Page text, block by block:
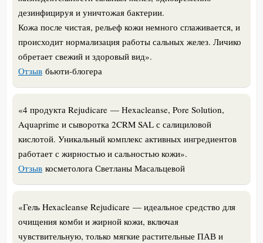
дезинфицируя и уничтожая бактерии.
Кожа после чистая, рельеф кожи немного сглаживается, и
происходит нормализация работы сальных желез. Личико
обретает свежий и здоровый вид».
Отзыв бьюти-блогера
«4 продукта Rejudicare — Неxacleanse, Pore Solution,
Aquaprime и сыворотка 2CRM SAL с салициловой
кислотой. Уникальный комплекс активных ингредиентов
работает с жирностью и сальностью кожи».
Отзыв косметолога Светланы Масальцевой
«Гель Hexacleansе Rejudicare — идеальное средство для
очищения комби и жирной кожи, включая
чувствительную, только мягкие растительные ПАВ и